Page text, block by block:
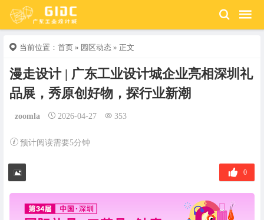
当前位置： 首页 » 园区动态 » 正文
漫走设计 | 广东工业设计城企业亮相深圳礼
品展，秀原创好物，探行业新潮
zoomla 2026-04-27 353
预计阅读需要5分钟
0